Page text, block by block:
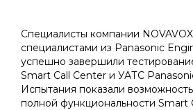
Специалисты компании
специалистами из Panasonic
успешно завершили
Smart Call Center и УАТС
Испытания показали
полной функциональности Smart